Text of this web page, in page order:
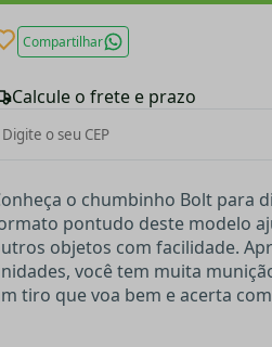
Compartilhar
Calcule o frete e prazo
o chumbinho Bolt para
pontudo deste modelo
objetos com facilidade.
você tem muita
tiro que voa bem e acerta